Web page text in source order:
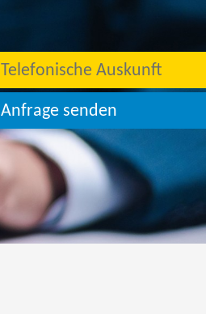
Telefonische Auskunft
Anfrage senden